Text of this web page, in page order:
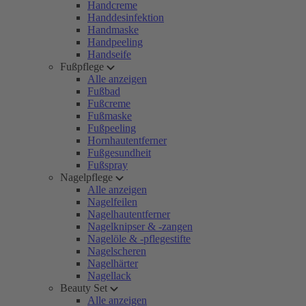
Handcreme
Handdesinfektion
Handmaske
Handpeeling
Handseife
Fußpflege
Alle anzeigen
Fußbad
Fußcreme
Fußmaske
Fußpeeling
Hornhautentferner
Fußgesundheit
Fußspray
Nagelpflege
Alle anzeigen
Nagelfeilen
Nagelhautentferner
Nagelknipser & -zangen
Nagelöle & -pflegestifte
Nagelscheren
Nagelhärter
Nagellack
Beauty Set
Alle anzeigen